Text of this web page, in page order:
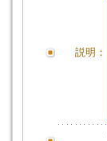
説明：